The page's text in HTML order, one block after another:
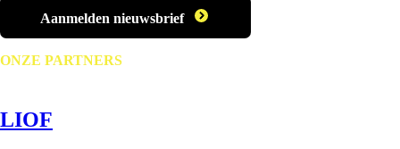
Aanmelden nieuwsbrief
ONZE PARTNERS
LIOF